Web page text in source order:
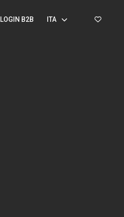
LOGIN B2B ITA